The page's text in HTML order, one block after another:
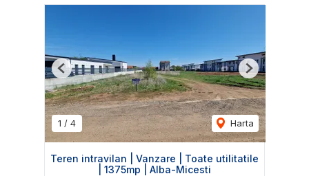
1 / 4 Harta
Previous Next
Teren intravilan | Vanzare | Toate utilitatile
| 1375mp | Alba-Micesti